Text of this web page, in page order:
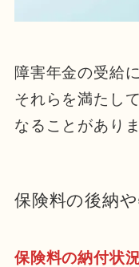
障害年金の受給
それらを満たし
なることがありま
保険料の後納
保険料の納付状